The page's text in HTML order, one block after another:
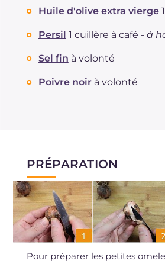
Huile d'olive extra vierge
Persil 1 cuillère à café - à
Sel fin à volonté
Poivre noir à volonté
PRÉPARATION
Pour préparer les petites